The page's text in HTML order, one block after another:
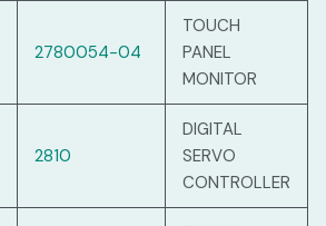
2780054-04
TOUCH
PANEL
MONITOR
2810
DIGITAL
SERVO
CONTROLLER